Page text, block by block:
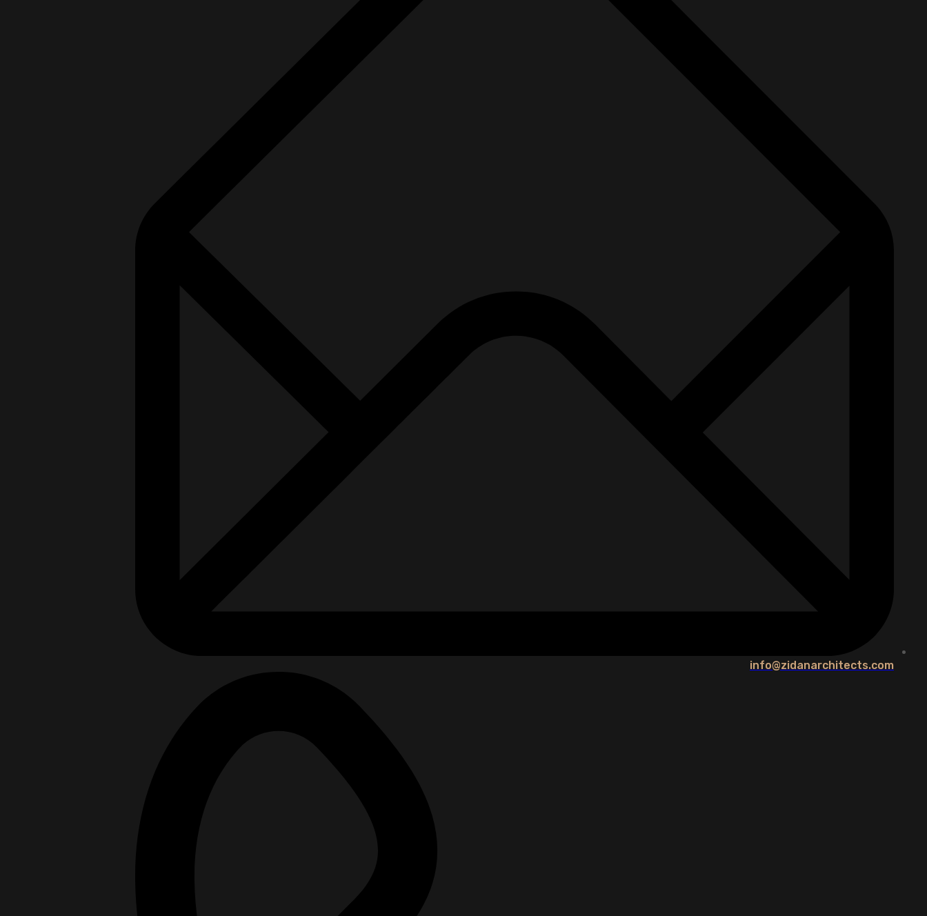
info@zidanarchitects.com